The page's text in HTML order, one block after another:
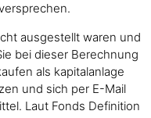
ausgestellt waren und
bei dieser Berechnung
als kapitalanlage
und sich per E-Mail
Laut Fonds Definition